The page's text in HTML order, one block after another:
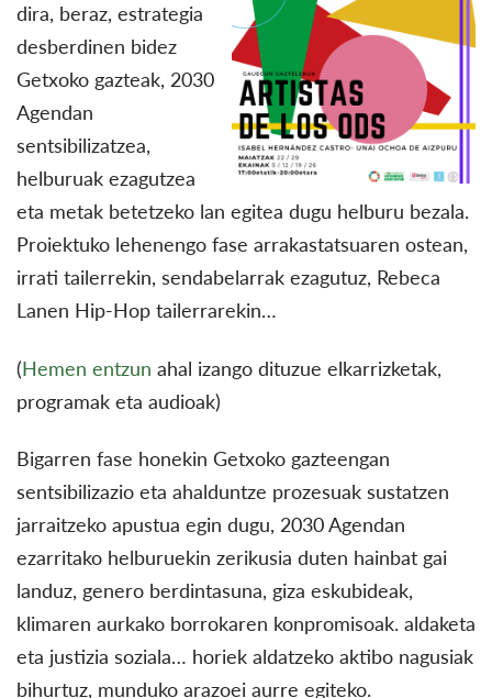
dira, beraz, estrategia
desberdinen bidez
Getxoko gazteak, 2030
Agendan
sentsibilizatzea,
helburuak ezagutzea
eta metak betetzeko lan egitea dugu helburu bezala.
Proiektuko lehenengo fase arrakastatsuaren ostean,
irrati tailerrekin, sendabelarrak ezagutuz, Rebeca
Lanen Hip-Hop tailerrarekin…
(Hemen entzun ahal izango dituzue elkarrizketak,
programak eta audioak)
Bigarren fase honekin Getxoko gazteengan
sentsibilizazio eta ahalduntze prozesuak sustatzen
jarraitzeko apustua egin dugu, 2030 Agendan
ezarritako helburuekin zerikusia duten hainbat gai
landuz, genero berdintasuna, giza eskubideak,
klimaren aurkako borrokaren konpromisoak. aldaketa
eta justizia soziala… horiek aldatzeko aktibo nagusiak
bihurtuz, munduko arazoei aurre egiteko.